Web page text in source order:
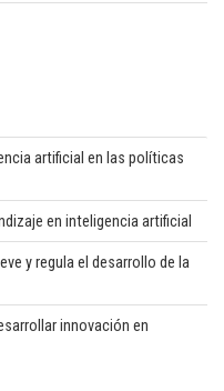
artificial en las políticas
en inteligencia artificial
y regula el desarrollo de la
innovación en